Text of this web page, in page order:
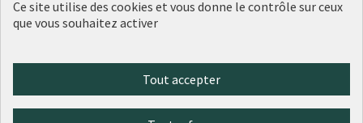
(Lien externe)
(Lien externe)
(Lien externe)
(Lien externe)
(Lien externe)
Ce site utilise des cookies et vous donne le contrôle sur ceux
que vous souhaitez activer
Tout accepter